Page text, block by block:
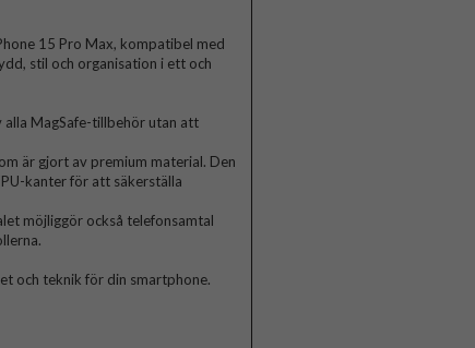
15 Pro Max, kompatibel med
stil och organisation i ett och
alla MagSafe-tillbehör utan att
är gjort av premium material. Den
kanter för att säkerställa
möjliggör också telefonsamtal
och teknik för din smartphone.